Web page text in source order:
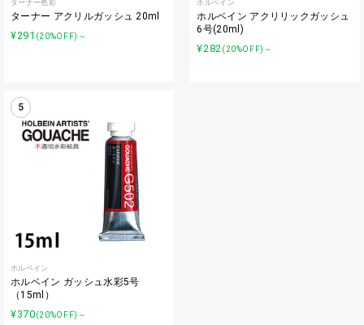
ターナー色彩
ターナー アクリルガッシュ 20ml
¥291 (20%OFF)～
ホルベイン
ホルベイン アクリリックガッシュ
6号(20ml)
¥282(20%OFF)～
5
ホルベイン
ホルベイン ガッシュ水彩5号
（15ml）
¥370(20%OFF)～